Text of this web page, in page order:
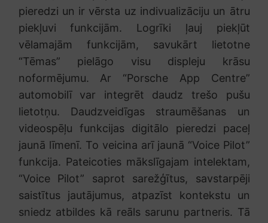
pieredzi un ir vērsta uz indivualizāciju un ātru
piekļuvi funkcijām. Logrīki ļauj piekļūt
vēlamajām funkcijām, savukārt lietotne
“Tēmas” pielāgo visu displeju krāsu
noformējumu. Ar “Porsche App Centre”
automobilī var integrēt daudz trešo pušu
lietotņu. Daudzveidīgas straumēšanas un
videospēļu funkcijas digitālo pieredzi paceļ
jaunā līmenī. To veicina arī jaunā “Voice Pilot”
funkcija. Pateicoties mākslīgajam intelektam,
“Voice Pilot” saprot sarežģītus, savstarpēji
saistītus jautājumus, atpazīst kontekstu un
sniedz atbildes kā reāls sarunu partneris. Tā